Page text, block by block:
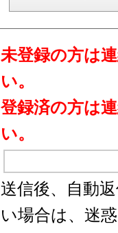
未登録の方は
い。
登録済の方は
い。
送信後、自動
い場合は、迷